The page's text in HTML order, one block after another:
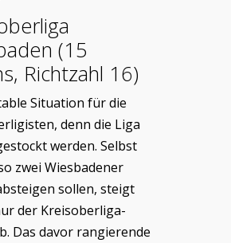
(15
Richtzahl 16)
Situation für die
denn die Liga
werden. Selbst
zwei Wiesbadener
sollen, steigt
der Kreisoberliga-
Das davor rangierende